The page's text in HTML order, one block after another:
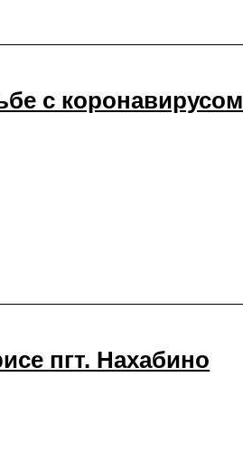
с коронавирусом
пгт. Нахабино